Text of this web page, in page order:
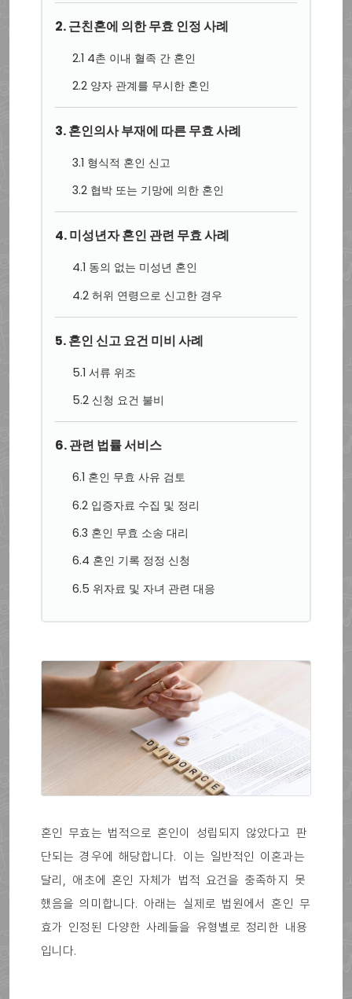
2. 근친혼에 의한 무효 인정 사례
2.1 4촌 이내 혈족 간 혼인
2.2 양자 관계를 무시한 혼인
3. 혼인의사 부재에 따른 무효 사례
3.1 형식적 혼인 신고
3.2 협박 또는 기망에 의한 혼인
4. 미성년자 혼인 관련 무효 사례
4.1 동의 없는 미성년 혼인
4.2 허위 연령으로 신고한 경우
5. 혼인 신고 요건 미비 사례
5.1 서류 위조
5.2 신청 요건 불비
6. 관련 법률 서비스
6.1 혼인 무효 사유 검토
6.2 입증자료 수집 및 정리
6.3 혼인 무효 소송 대리
6.4 혼인 기록 정정 신청
6.5 위자료 및 자녀 관련 대응
혼인 무효는 법적으로 혼인이 성립되지 않았다고 판
단되는 경우에 해당합니다. 이는 일반적인 이혼과는
달리, 애초에 혼인 자체가 법적 요건을 충족하지 못
했음을 의미합니다. 아래는 실제로 법원에서 혼인 무
효가 인정된 다양한 사례들을 유형별로 정리한 내용
입니다.